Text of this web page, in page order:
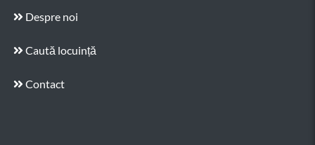
Despre noi
Caută locuință
Contact